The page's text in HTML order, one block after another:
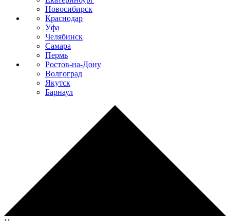
Новосибирск
Краснодар
Уфа
Челябинск
Самара
Пермь
Ростов-на-Дону
Волгоград
Якутск
Барнаул